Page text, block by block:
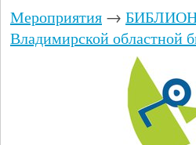
Мероприятия →
Владимирской областной